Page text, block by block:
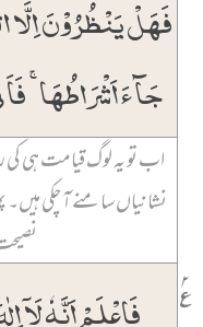
فَہَلۡ یَنۡظُرُوۡنَ اِلَّا
جَآءَ اَشۡرَاطُہَا
اب تو یہ لوگ قیامت ہی کی
نشانیاں سامنے آ چکی
فَاعۡلَمۡ اَنَّہٗ لَاۤ
۲